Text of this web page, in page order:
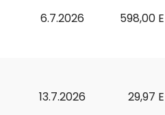
6.7.2026 598,00
13.7.2026 29,97